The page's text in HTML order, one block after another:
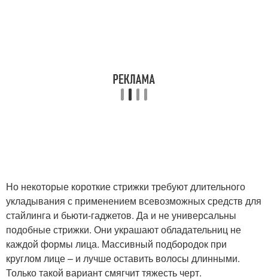
Но некоторые короткие стрижки требуют длительного
укладывания с применением всевозможных средств для
стайлинга и бьюти-гаджетов. Да и не универсальны
подобные стрижки. Они украшают обладательниц не
каждой формы лица. Массивный подбородок при
круглом лице – и лучше оставить волосы длинными.
Только такой вариант смягчит тяжесть черт.